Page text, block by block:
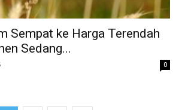
Sempat ke Harga Terendah
Sedang...
0